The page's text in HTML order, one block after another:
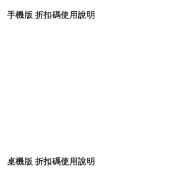
手機版 折扣碼使用說明
桌機版 折扣碼使用說明